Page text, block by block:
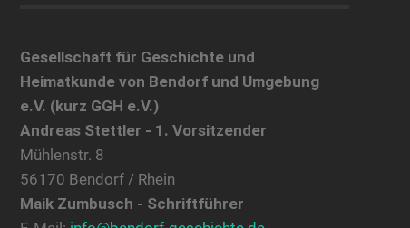
Gesellschaft für Geschichte und
Heimatkunde von Bendorf und Umgebung
e.V. (kurz GGH e.V.)
Andreas Stettler - 1. Vorsitzender
Mühlenstr. 8
56170 Bendorf / Rhein
Maik Zumbusch - Schriftführer